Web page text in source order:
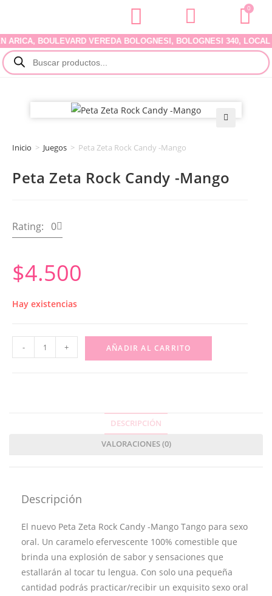
0
BOULEVARD VEREDA BOLOGNESI, BOLOGNESI 340, LOCAL
Inicio > Juegos > Peta Zeta Rock Candy -Mango
Peta Zeta Rock Candy -Mango
Rating: 0
$4.500
Hay existencias
- + AÑADIR AL CARRITO
DESCRIPCIÓN
VALORACIONES (0)
Descripción
El nuevo Peta Zeta Rock Candy -Mango Tango para sexo
oral. Un caramelo efervescente 100% comestible que
brinda una explosión de sabor y sensaciones que
estallarán al tocar tu lengua. Con solo una pequeña
cantidad podrás practicar/recibir un exquisito sexo oral